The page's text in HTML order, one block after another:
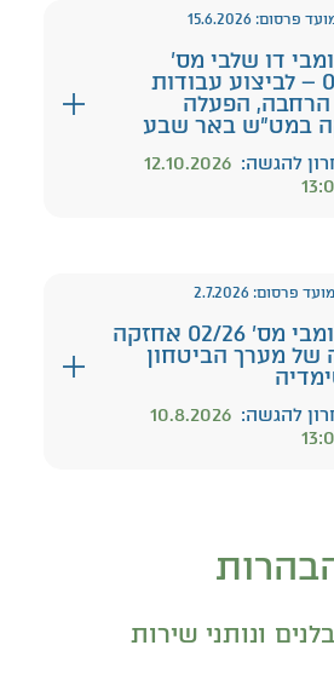
דו שלבי מס'
01/2026 – לביצוע עבודות
הרחבה, הפעלה
במט"ש באר שבע
להגשה: 12.10.2026
מכרז פומבי מס' 02/26 אחזקה
של מערך הביטחון
להגשה: 10.8.2026
ונותני שירות